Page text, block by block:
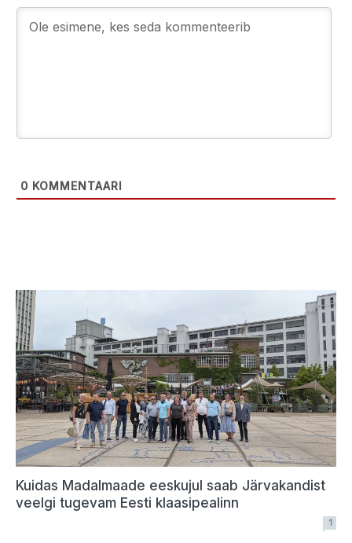
0 KOMMENTAARI
Kuidas Madalmaade eeskujul saab Järvakandist
veelgi tugevam Eesti klaasipealinn
1